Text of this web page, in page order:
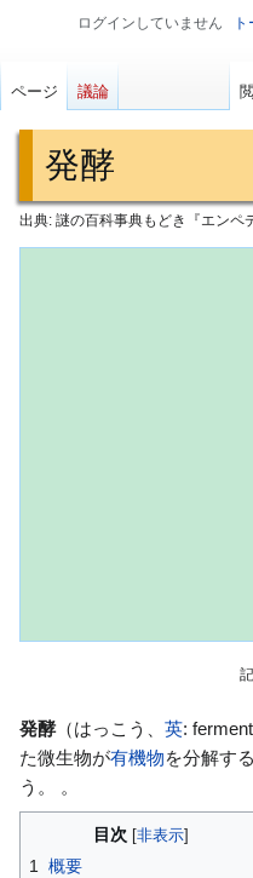
発酵
出典: 謎の百科事典もどき『エンペ
ナ
ビ
ゲ
ー
ョ
検
索
に
移
発酵（はっこう、 英:
た微生物が有機物を分解す
う。 。
目次
1
概要
ログインしていません
ページ 議論